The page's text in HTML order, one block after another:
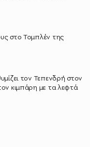
στο Τομπλέν της
τον Τεπενδρή στον
κιμπάρη με τα λεφτά